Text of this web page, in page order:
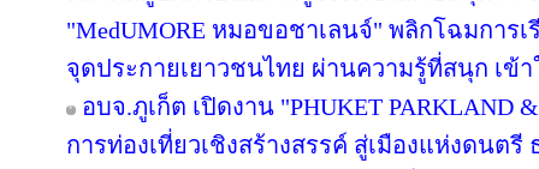
"MedUMORE หมอขอชาเลนจ์" พลิกโฉมการเรี
จุดประกายเยาวชนไทย ผ่านความรู้ที่สนุก เข้า
อบจ.ภูเก็ต เปิดงาน "PHUKET PARKLAND
การท่องเที่ยวเชิงสร้างสรรค์ สู่เมืองแห่งดนต